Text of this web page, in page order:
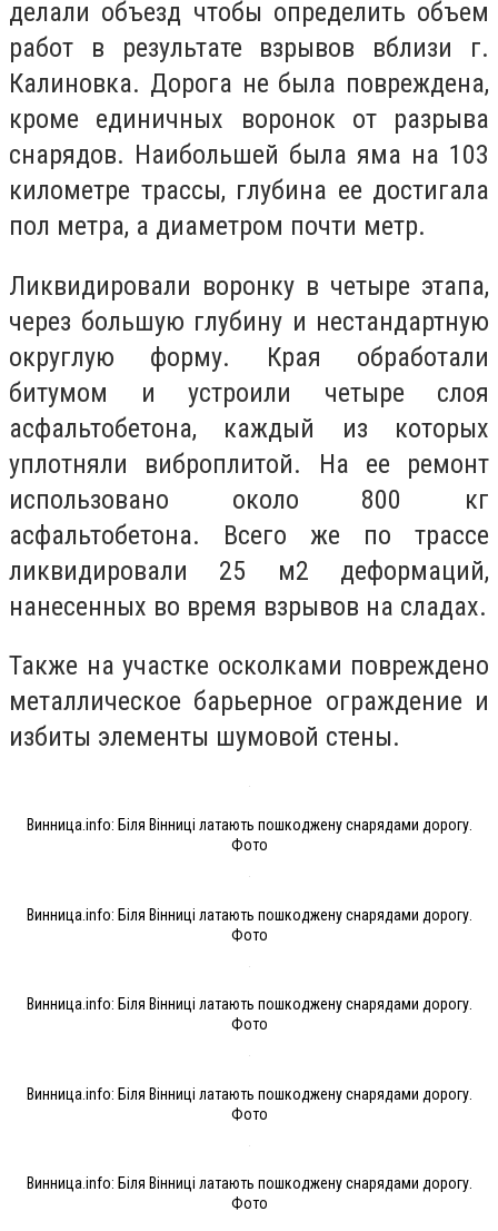
делали объезд чтобы определить объем
работ в результате взрывов вблизи г.
Калиновка. Дорога не была повреждена,
кроме единичных воронок от разрыва
снарядов. Наибольшей была яма на 103
километре трассы, глубина ее достигала
пол метра, a диаметром почти метр.
Ликвидировали воронку в четыре этапа,
через большую глубину и нестандартную
округлую форму. Края обработали
битумом и устроили четыре слоя
асфальтобетона, каждый из которых
уплотняли виброплитой. На ее ремонт
использовано около 800 кг
асфальтобетона. Всего же по трассе
ликвидировали 25 м2 деформаций,
нанесенных во время взрывов на сладах.
Также на участке осколками повреждено
металлическое барьерное ограждение и
избиты элементы шумовой стены.
Винница.info: Біля Вінниці латають пошкоджену снарядами дорогу.
Фото
Винница.info: Біля Вінниці латають пошкоджену снарядами дорогу.
Фото
Винница.info: Біля Вінниці латають пошкоджену снарядами дорогу.
Фото
Винница.info: Біля Вінниці латають пошкоджену снарядами дорогу.
Фото
Винница.info: Біля Вінниці латають пошкоджену снарядами дорогу.
Фото